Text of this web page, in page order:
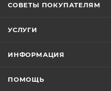
СОВЕТЫ ПОКУПАТЕЛЯМ
УСЛУГИ
ИНФОРМАЦИЯ
ПОМОЩЬ